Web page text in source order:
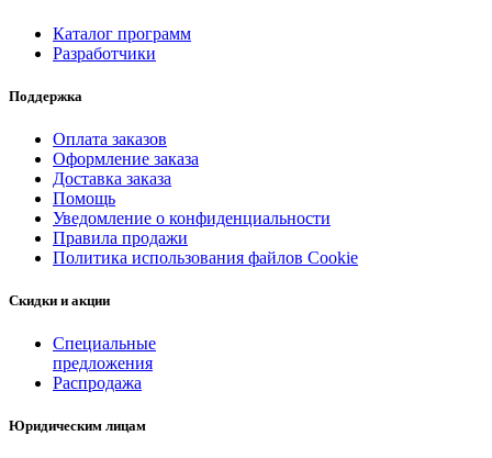
Каталог программ
Разработчики
Поддержка
Оплата заказов
Оформление заказа
Доставка заказа
Помощь
Уведомление о конфиденциальности
Правила продажи
Политика использования файлов Cookie
Скидки и акции
Специальные
предложения
Распродажа
Юридическим лицам